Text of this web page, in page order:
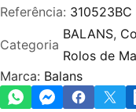
Referência: 310523BC
Categoria
BALANS,
Rolos de
Marca: Balans